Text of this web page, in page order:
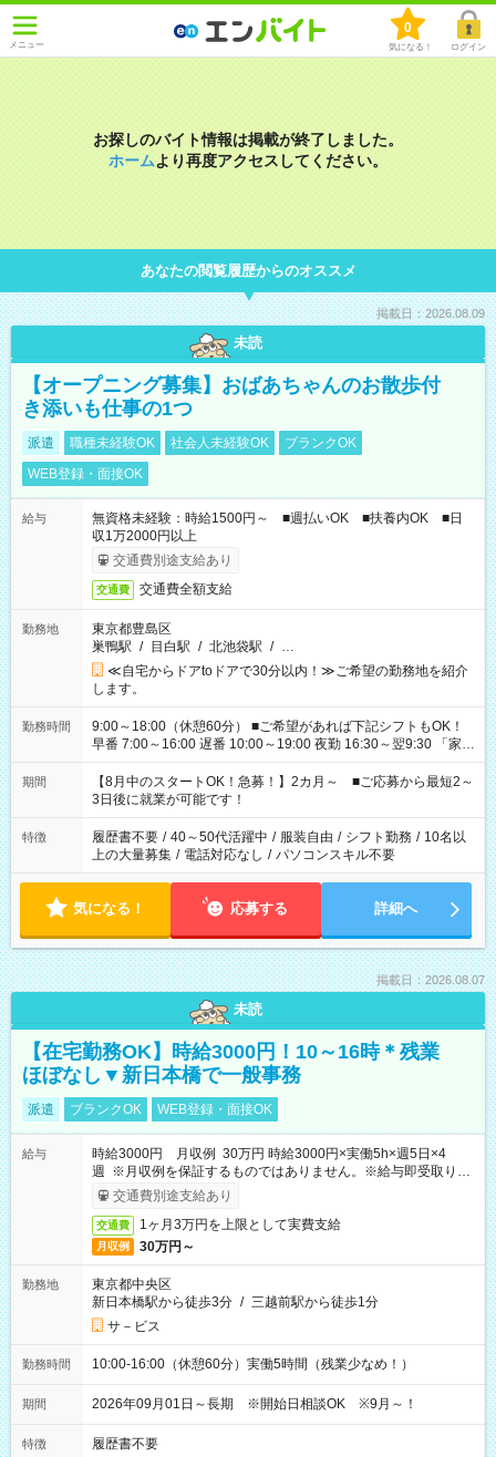
メニュー
0
気になる！ ログイン
お探しのバイト情報は掲載が終了しました。
ホームより再度アクセスしてください。
あなたの閲覧履歴からのオススメ
掲載日：2026.08.09
未読
【オープニング募集】おばあちゃんのお散歩付
き添いも仕事の1つ
派遣 職種未経験OK 社会人未経験OK
ブランクOK
WEB登録・面接OK
給与
無資格未経験：時給1500円～ ■週払いOK ■扶養内OK ■日
収1万2000円以上
交通費別途支給あり
交通費 交通費全額支給
勤務地
東京都豊島区
巣鴨駅 / 目白駅 / 北池袋駅 / …
≪自宅からドアtoドアで30分以内！≫ご希望の勤務地を紹介
します。
勤務時間
9:00～18:00（休憩60分） ■ご希望があれば下記シフトもOK！
早番 7:00～16:00 遅番 10:00～19:00 夜勤 16:30～翌9:30 「家族
と休みを合わせたい」 「余裕を持って夕飯の準備がしたい」
「できれば残業はしたくない」 など、ご希望を教えてください
ね。 ※Wワーク希望の方へ 今ご覧のお仕事で希望する勤務時間
と、もう1つのお仕事の勤務時間。 合計で週40時間を超える場
合は応募できません。
期間
【8月中のスタートOK！急募！】2カ月～ ■ご応募から最短2～
3日後に就業が可能です！
特徴 履歴書不要 / 40～50代活躍中 / 服装自由 / シフト勤務 / 10名以
上の大量募集 / 電話対応なし / パソコンスキル不要
気になる！ 応募する 詳細へ
掲載日：2026.08.07
未読
【在宅勤務OK】時給3000円！10～16時＊残業
ほぼなし▼新日本橋で一般事務
派遣 ブランクOK WEB登録・面接OK
給与
時給3000円 月収例 30万円 時給3000円×実働5h×週5日×4
週 ※月収例を保証するものではありません。※給与即受取りサ
ービス利用可（利用条件有）
交通費別途支給あり
交通費 1ヶ月3万円を上限として実費支給
月収例 30万円～
勤務地
東京都中央区
新日本橋駅から徒歩3分 / 三越前駅から徒歩1分
サ－ビス
勤務時間 10:00-16:00（休憩60分）実働5時間（残業少なめ！）
期間 2026年09月01日～長期 ※開始日相談OK ※9月～！
特徴 履歴書不要